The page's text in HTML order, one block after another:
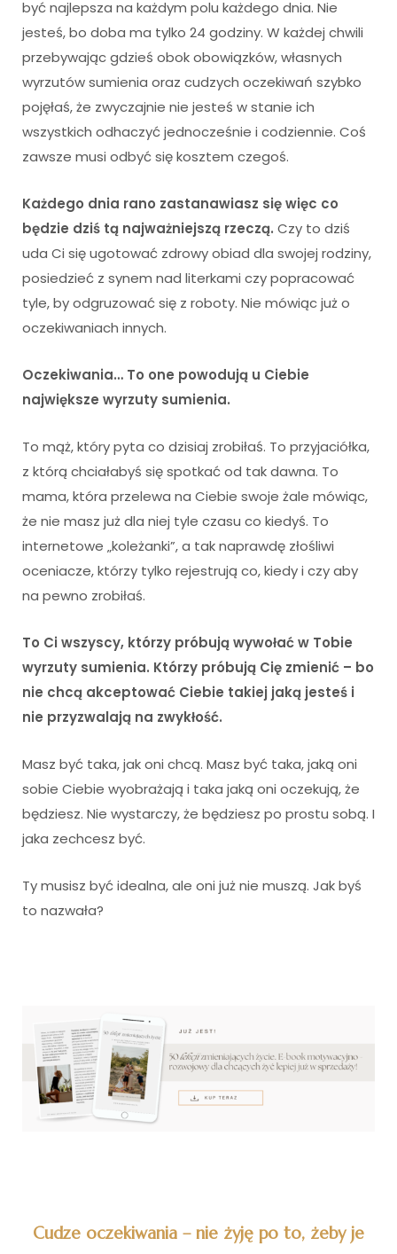
być najlepsza na każdym polu każdego dnia. Nie
jesteś, bo doba ma tylko 24 godziny. W każdej chwili
przebywając gdzieś obok obowiązków, własnych
wyrzutów sumienia oraz cudzych oczekiwań szybko
pojęłaś, że zwyczajnie nie jesteś w stanie ich
wszystkich odhaczyć jednocześnie i codziennie. Coś
zawsze musi odbyć się kosztem czegoś.
Każdego dnia rano zastanawiasz się więc co
będzie dziś tą najważniejszą rzeczą. Czy to dziś
uda Ci się ugotować zdrowy obiad dla swojej rodziny,
posiedzieć z synem nad literkami czy popracować
tyle, by odgruzować się z roboty. Nie mówiąc już o
oczekiwaniach innych.
Oczekiwania… To one powodują u Ciebie
największe wyrzuty sumienia.
To mąż, który pyta co dzisiaj zrobiłaś. To przyjaciółka,
z którą chciałabyś się spotkać od tak dawna. To
mama, która przelewa na Ciebie swoje żale mówiąc,
że nie masz już dla niej tyle czasu co kiedyś. To
internetowe „koleżanki”, a tak naprawdę złośliwi
oceniacze, którzy tylko rejestrują co, kiedy i czy aby
na pewno zrobiłaś.
To Ci wszyscy, którzy próbują wywołać w Tobie
wyrzuty sumienia. Którzy próbują Cię zmienić – bo
nie chcą akceptować Ciebie takiej jaką jesteś i
nie przyzwalają na zwykłość.
Masz być taka, jak oni chcą. Masz być taka, jaką oni
sobie Ciebie wyobrażają i taka jaką oni oczekują, że
będziesz. Nie wystarczy, że będziesz po prostu sobą. I
jaka zechcesz być.
Ty musisz być idealna, ale oni już nie muszą. Jak byś
to nazwała?
Cudze oczekiwania – nie żyję po to, żeby je